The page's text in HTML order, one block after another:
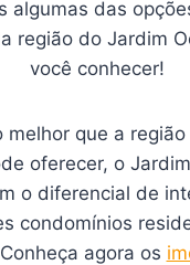
algumas das
região do Jardim
você conhecer!
melhor que a
oferecer, o
o diferencial de
condomínios
agora os